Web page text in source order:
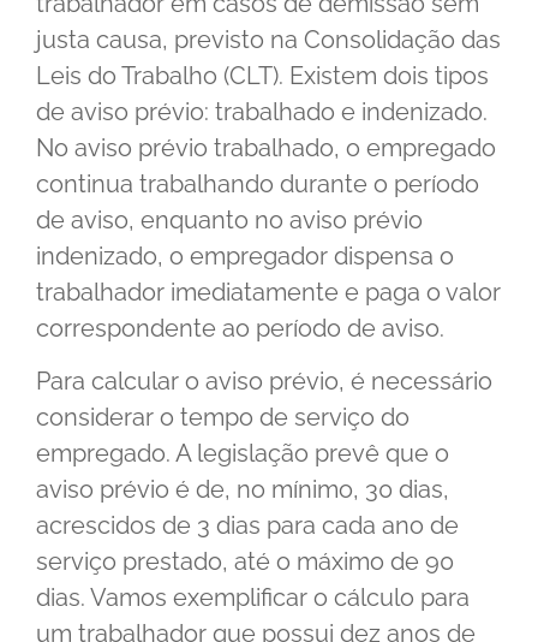
justa causa, previsto na Consolidação das
Leis do Trabalho (CLT). Existem dois tipos
de aviso prévio: trabalhado e indenizado.
No aviso prévio trabalhado, o empregado
continua trabalhando durante o período
de aviso, enquanto no aviso prévio
indenizado, o empregador dispensa o
trabalhador imediatamente e paga o valor
correspondente ao período de aviso.
Para calcular o aviso prévio, é necessário
considerar o tempo de serviço do
empregado. A legislação prevê que o
aviso prévio é de, no mínimo, 30 dias,
acrescidos de 3 dias para cada ano de
serviço prestado, até o máximo de 90
dias. Vamos exemplificar o cálculo para
um trabalhador que possui dez anos de